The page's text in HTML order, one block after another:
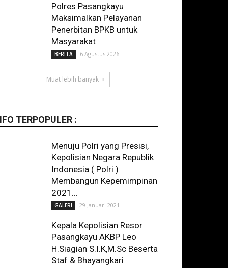
Polres Pasangkayu
Maksimalkan Pelayanan
Penerbitan BPKB untuk
Masyarakat
BERITA 6 Agustus 2026
Muat lebih banyak
TERPOPULER :
Menuju Polri yang Presisi,
Kepolisian Negara Republik
Indonesia ( Polri )
Membangun Kepemimpinan
2021...
GALERI 29 Januari 2021
Kepala Kepolisian Resor
Pasangkayu AKBP Leo
H.Siagian S.I.K,M.Sc Beserta
Staf & Bhayangkari